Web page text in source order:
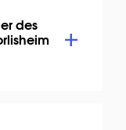
des